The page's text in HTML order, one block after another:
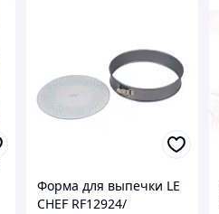
Форма для выпечки LE
CHEF RF12924/